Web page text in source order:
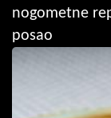
nogometne
posao